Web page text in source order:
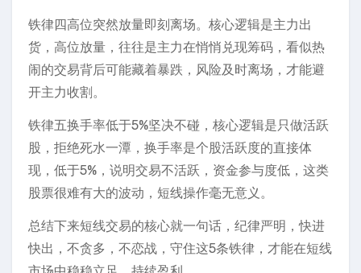
铁律四高位突然放量即刻离场。核心逻辑是主力出
货，高位放量，往往是主力在悄悄兑现筹码，看似热
闹的交易背后可能藏着暴跌，风险及时离场，才能避
开主力收割。
铁律五换手率低于5%坚决不碰，核心逻辑是只做活跃
股，拒绝死水一潭，换手率是个股活跃度的直接体
现，低于5%，说明交易不活跃，资金参与度低，这类
股票很难有大的波动，短线操作毫无意义。
总结下来短线交易的核心就一句话，纪律严明，快进
快出，不贪多，不恋战，守住这5条铁律，才能在短线